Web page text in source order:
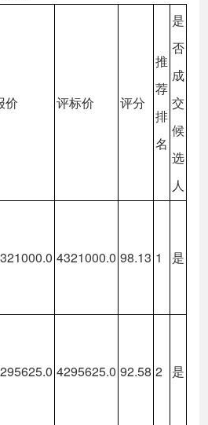
价 评标价 评分
推
荐
排
名
是
否
成
交
候
选
人
4321000.0 98.13 1 是
4295625.0 92.58 2 是